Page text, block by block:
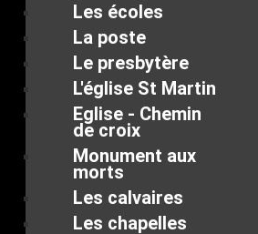
Les écoles
La poste
Le presbytère
L'église St Martin
Eglise - Chemin
de croix
Monument aux
morts
Les calvaires
Les chapelles